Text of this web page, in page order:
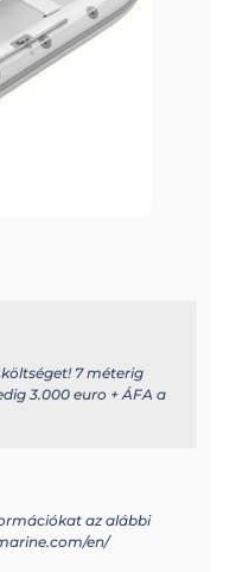
7 méterig
3.000 euro + ÁFA a
az alábbi
en/